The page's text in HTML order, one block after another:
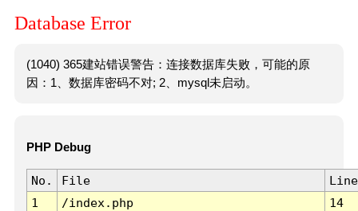
Database Error
(1040) 365建站错误警告：连接数据库失败，可能的原
因：1、数据库密码不对; 2、mysql未启动。
PHP Debug
No. File
Line
1
/index.php 14